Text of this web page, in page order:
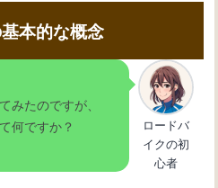
決法を紹介
車の変速機の使い方：基本操作と
的なギア選択法
車の変速機が故障：修理方法と必
本的な概念
みたのですが、
何ですか？
ロードバ
イクの初
心者